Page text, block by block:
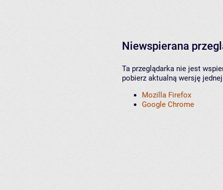
Niewspierana
Ta przeglądarka nie jest
pobierz aktualną wersję
Mozilla Firefox
Google Chrome